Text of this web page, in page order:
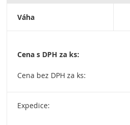
Váha
Cena s DPH za ks:
Cena bez DPH za ks:
Expedice: